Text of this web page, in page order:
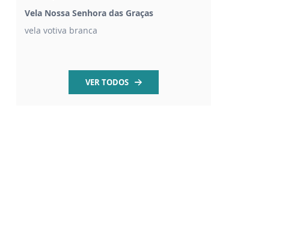
Vela Nossa Senhora das Graças
vela votiva branca
VER TODOS